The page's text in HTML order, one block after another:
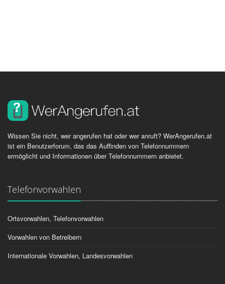
Wissen Sie nicht, wer angerufen hat oder wer anruft? WerAngerufen.at
ist ein Benutzerforum, das das Auffinden von Telefonnummern
ermöglicht und Informationen über Telefonnummern anbietet.
Telefonvorwahlen
Ortsvorwahlen, Telefonvorwahlen
Vorwahlen von Betreibern
Internationale Vorwahlen, Landesvorwahlen